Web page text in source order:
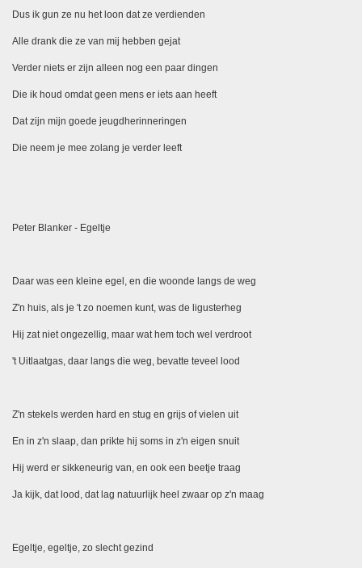
Dus ik gun ze nu het loon dat ze verdienden
Alle drank die ze van mij hebben gejat
Verder niets er zijn alleen nog een paar dingen
Die ik houd omdat geen mens er iets aan heeft
Dat zijn mijn goede jeugdherinneringen
Die neem je mee zolang je verder leeft
Peter Blanker - Egeltje
Daar was een kleine egel, en die woonde langs de weg
Z'n huis, als je 't zo noemen kunt, was de ligusterheg
Hij zat niet ongezellig, maar wat hem toch wel verdroot
't Uitlaatgas, daar langs die weg, bevatte teveel lood
Z'n stekels werden hard en stug en grijs of vielen uit
En in z'n slaap, dan prikte hij soms in z'n eigen snuit
Hij werd er sikkeneurig van, en ook een beetje traag
Ja kijk, dat lood, dat lag natuurlijk heel zwaar op z'n maag
Egeltje, egeltje, zo slecht gezind